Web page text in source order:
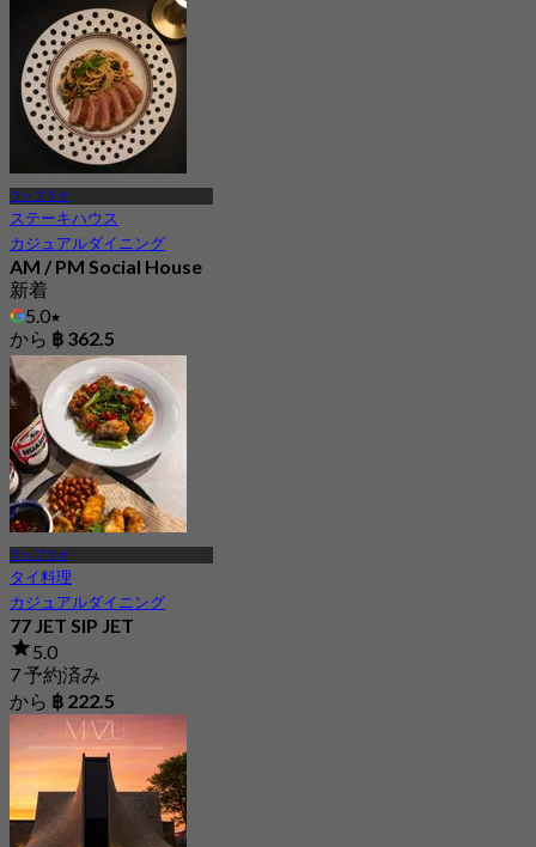
ラップラオ
ステーキハウス
カジュアルダイニング
AM / PM Social House
新着
5.0
から ฿ 362.5
ラップラオ
タイ料理
カジュアルダイニング
77 JET SIP JET
5.0
7 予約済み
から ฿ 222.5